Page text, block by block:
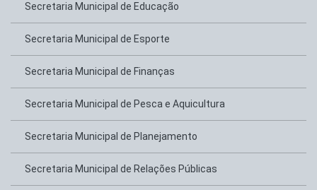
Secretaria Municipal de Educação
Secretaria Municipal de Esporte
Secretaria Municipal de Finanças
Secretaria Municipal de Pesca e Aquicultura
Secretaria Municipal de Planejamento
Secretaria Municipal de Relações Públicas